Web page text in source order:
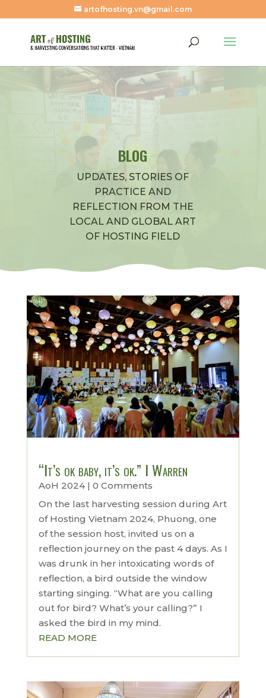
artofhosting.vn@gmail.com
BLOG
UPDATES, STORIES OF
PRACTICE AND
REFLECTION FROM THE
LOCAL AND GLOBAL ART
OF HOSTING FIELD
“It’s ok baby, it’s ok.” I Warren
AoH 2024| 0 Comments
On the last harvesting session during Art
of Hosting Vietnam 2024, Phuong, one
of the session host, invited us on a
reflection journey on the past 4 days. As I
was drunk in her intoxicating words of
reflection, a bird outside the window
starting singing. “What are you calling
out for bird? What’s your calling?” I
asked the bird in my mind.
READ MORE